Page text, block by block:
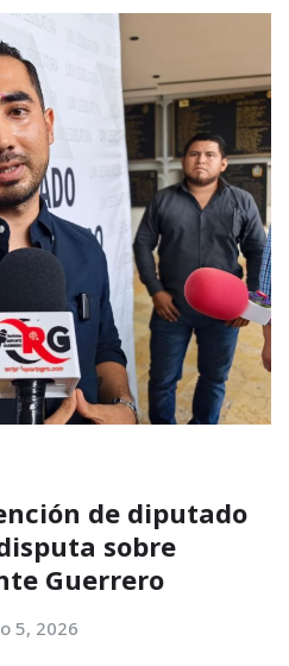
de diputado
sobre
Guerrero
5, 2026